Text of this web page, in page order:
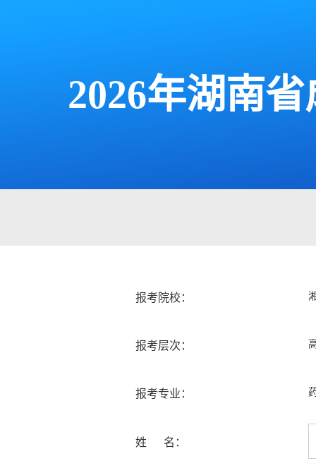
2026年湖南
报考院校：
报考层次：
报考专业：
姓 名：